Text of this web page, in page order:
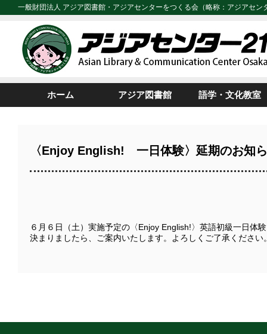
一般財団法人 アジア図書館・アジアセンターをつくる会（略称：アジアセ
ホーム アジア図書館 語学・文化教室
〈Enjoy English! 一日体験〉延期のお知
６月６日（土）実施予定の〈Enjoy English!〉英語初級一日体
決まりましたら、ご案内いたします。よろしくご了承ください